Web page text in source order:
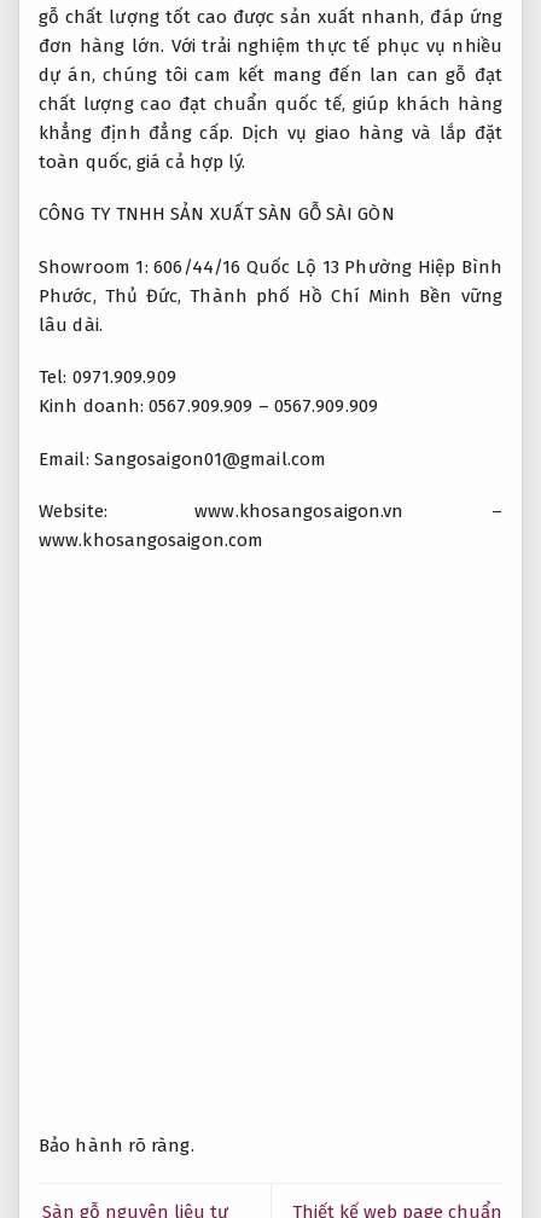
gỗ chất lượng tốt cao được sản xuất nhanh, đáp ứng
đơn hàng lớn. Với trải nghiệm thực tế phục vụ nhiều
dự án, chúng tôi cam kết mang đến lan can gỗ đạt
chất lượng cao đạt chuẩn quốc tế, giúp khách hàng
khẳng định đẳng cấp. Dịch vụ giao hàng và lắp đặt
toàn quốc, giá cả hợp lý.
CÔNG TY TNHH SẢN XUẤT SÀN GỖ SÀI GÒN
Showroom 1: 606/44/16 Quốc Lộ 13 Phường Hiệp Bình
Phước, Thủ Đức, Thành phố Hồ Chí Minh Bền vững
lâu dài.
Tel: 0971.909.909
Kinh doanh: ‎0567.909.909 – 0567.909.909
Email: Sangosaigon01@gmail.com
Website: www.khosangosaigon.vn –
www.khosangosaigon.com
Bảo hành rõ ràng.
Sàn gỗ nguyên liệu tự Thiết kế web page chuẩn